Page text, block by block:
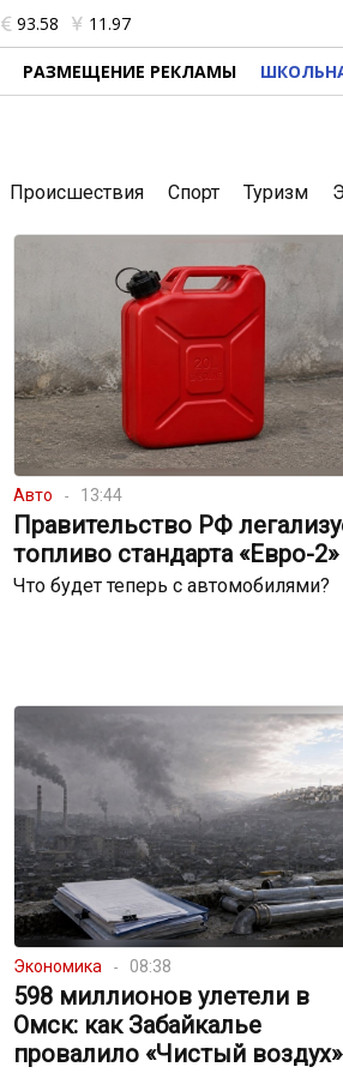
93.58 11.97
РАЗМЕЩЕНИЕ РЕКЛАМЫ
Происшествия Спорт Туризм
Авто 13:44
Правительство РФ
топливо стандарта «Евро-2»
Что будет теперь с автомобилями?
Экономика 08:38
598 миллионов улетели в
Омск: как Забайкалье
провалило «Чистый воздух»